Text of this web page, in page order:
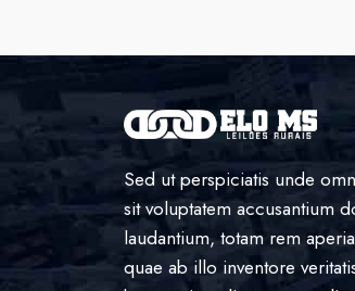
Sed ut perspiciatis unde
sit voluptatem accusantium
laudantium, totam rem
quae ab illo inventore